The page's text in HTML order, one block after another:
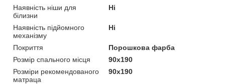
Наявність ніши для
білизни
Ні
Наявність підйомного
механізму
Ні
Покриття
Порошкова фарба
Розмір спального місця
90х190
Розміри рекомендованого
матраца
90х190